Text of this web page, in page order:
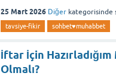
25 Mart 2026 Diğer kategorisinde
tavsiye-fikir sohbet♥️muhabbet
İftar İçin
Olmalı?